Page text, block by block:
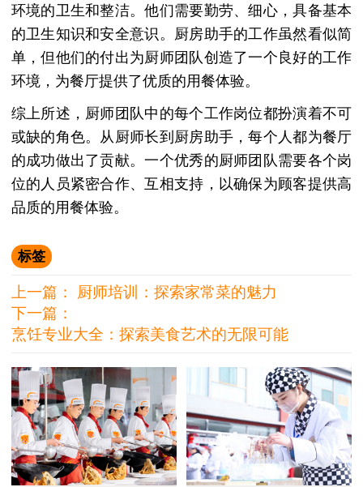
环境的卫生和整洁。他们需要勤劳、细心，具备基本
的卫生知识和安全意识。厨房助手的工作虽然看似简
单，但他们的付出为厨师团队创造了一个良好的工作
环境，为餐厅提供了优质的用餐体验。
综上所述，厨师团队中的每个工作岗位都扮演着不可
或缺的角色。从厨师长到厨房助手，每个人都为餐厅
的成功做出了贡献。一个优秀的厨师团队需要各个岗
位的人员紧密合作、互相支持，以确保为顾客提供高
品质的用餐体验。
标签
上一篇： 厨师培训：探索家常菜的魅力
下一篇：
烹饪专业大全：探索美食艺术的无限可能